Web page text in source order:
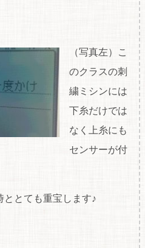
（写真左）こ
のクラスの刺
繍ミシンには
下糸だけでは
なく上糸にも
センサーが付
とても重宝します♪